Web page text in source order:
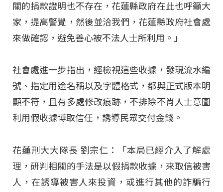
關的捐款證明也不存在，花蓮縣政府在此也呼籲大
家，提高警覺，然後並洽我們，花蓮縣政府社會處
來做確認，避免善心被不法人士所利用。」
社會處進一步指出，經檢視這些收據，發現流水編
號、指定用途名稱以及字體格式，都與正式版本明
顯不符，且有多處修改痕跡，不排除不肖人士意圖
利用假收據博取信任，誘導民眾交付金錢。
花蓮刑大大隊長 劉宗仁：「本局已經介入了解處
理，研判相關的手法是以假捐款收據，來取信被害
人，在誘導被害人來投資，或進行其他的詐騙行